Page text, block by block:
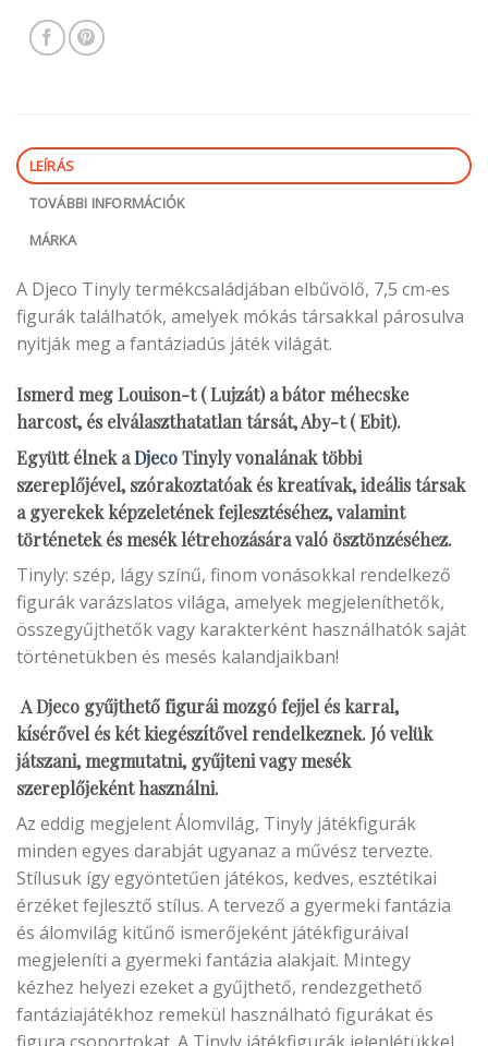
LEÍRÁS
TOVÁBBI INFORMÁCIÓK
MÁRKA
A Djeco Tinyly termékcsaládjában elbűvölő, 7,5 cm-es
figurák találhatók, amelyek mókás társakkal párosulva
nyitják meg a fantáziadús játék világát.
Ismerd meg Louison-t ( Lujzát) a bátor méhecske
harcost, és elválaszthatatlan társát, Aby-t ( Ebit).
Együtt élnek aDjecoTinyly vonalának többi
szereplőjével, szórakoztatóak és kreatívak, ideális társak
a gyerekek képzeletének fejlesztéséhez, valamint
történetek és mesék létrehozására való ösztönzéséhez.
Tinyly: szép, lágy színű, finom vonásokkal rendelkező
figurák varázslatos világa, amelyek megjeleníthetők,
összegyűjthetők vagy karakterként használhatók saját
történetükben és mesés kalandjaikban!
A Djeco gyűjthető figurái mozgó fejjel és karral,
kísérővel és két kiegészítővel rendelkeznek. Jó velük
játszani, megmutatni, gyűjteni vagy mesék
szereplőjeként használni.
Az eddig megjelent Álomvilág, Tinyly játékfigurák
minden egyes darabját ugyanaz a művész tervezte.
Stílusuk így egyöntetűen játékos, kedves, esztétikai
érzéket fejlesztő stílus. A tervező a gyermeki fantázia
és álomvilág kitűnő ismerőjeként játékfiguráival
megjeleníti a gyermeki fantázia alakjait. Mintegy
kézhez helyezi ezeket a gyűjthető, rendezgethető
fantáziajátékhoz remekül használható figurákat és